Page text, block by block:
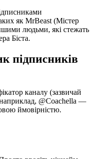
як MrBeast (Містер
людьми, які стежать
Біста.
підписників
каналу (зазвичай
наприклад, @Coachella —
ймовірністю.